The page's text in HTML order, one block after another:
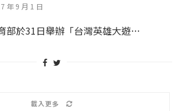
年 9 月 1 日
部於31日舉辦「台灣英雄大遊…
載入更多